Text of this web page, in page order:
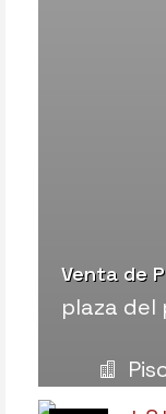
Venta de
plaza del